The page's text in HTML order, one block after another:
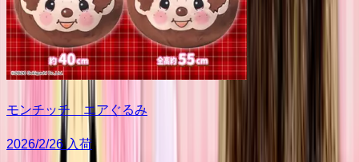
モンチッチ エアぐるみ
2026/2/26 入荷